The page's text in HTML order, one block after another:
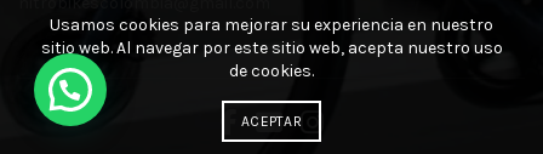
Usamos cookies para mejorar su experiencia en nuestro
sitio web.Al navegar por este sitio web, acepta nuestro uso
de cookies.
ACEPTAR